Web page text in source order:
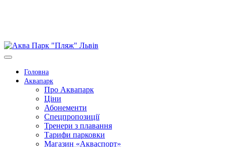
Головна
Аквапарк
Про Аквапарк
Ціни
Абонементи
Спецпропозиції
Тренери з плавання
Тарифи парковки
Магазин «Акваспорт»